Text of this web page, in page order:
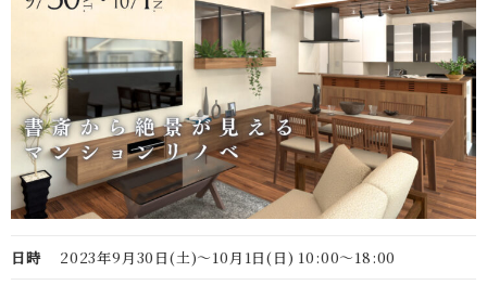
日時 2023年9月30日(土)〜10月1日(日) 10:00～18:00